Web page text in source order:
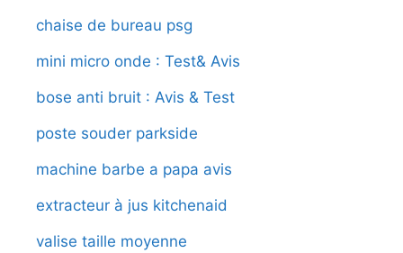
chaise de bureau psg
mini micro onde : Test& Avis
bose anti bruit : Avis & Test
poste souder parkside
machine barbe a papa avis
extracteur à jus kitchenaid
valise taille moyenne